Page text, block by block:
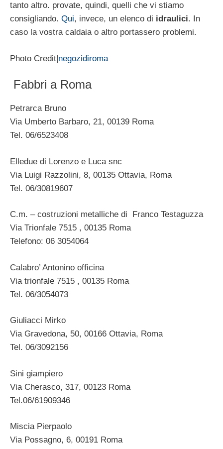
tanto altro. provate, quindi, quelli che vi stiamo
consigliando. Qui, invece, un elenco di idraulici. In
caso la vostra caldaia o altro portassero problemi.
Photo Credit|negozidiroma
Fabbri a Roma
Petrarca Bruno
Via Umberto Barbaro, 21, 00139 Roma
Tel. 06/6523408
Elledue di Lorenzo e Luca snc
Via Luigi Razzolini, 8, 00135 Ottavia, Roma
Tel. 06/30819607
C.m. – costruzioni metalliche di Franco Testaguzza
Via Trionfale 7515 , 00135 Roma
Telefono: 06 3054064
Calabro’ Antonino officina
Via trionfale 7515 , 00135 Roma
Tel. 06/3054073
Giuliacci Mirko
Via Gravedona, 50, 00166 Ottavia, Roma
Tel. 06/3092156
Sini giampiero
Via Cherasco, 317, 00123 Roma
Tel.06/61909346
Miscia Pierpaolo
Via Possagno, 6, 00191 Roma